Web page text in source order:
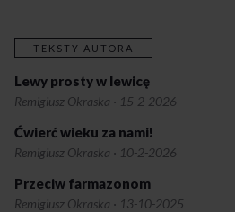
TEKSTY AUTORA
Lewy prosty w lewicę
Remigiusz Okraska · 15-2-2026
Ćwierć wieku za nami!
Remigiusz Okraska · 10-2-2026
Przeciw farmazonom
Remigiusz Okraska · 13-10-2025